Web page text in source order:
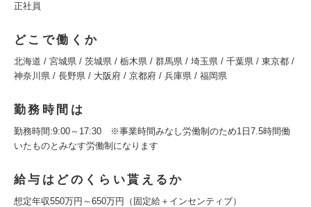
正社員
どこで働くか
北海道 / 宮城県 / 茨城県 / 栃木県 / 群馬県 / 埼玉県 / 千葉県 / 東京都 /
神奈川県 / 長野県 / 大阪府 / 京都府 / 兵庫県 / 福岡県
勤務時間は
勤務時間:9:00～17:30 ※事業時間みなし労働制のため1日7.5時間働
いたものとみなす労働制になります
給与はどのくらい貰えるか
想定年収550万円～650万円（固定給＋インセンティブ）